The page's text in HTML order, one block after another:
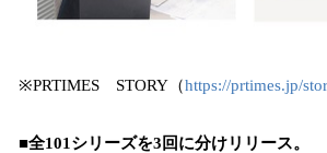
※PRTIMES STORY（https://prtimes.jp/
■全101シリーズを3回に分けリリース。